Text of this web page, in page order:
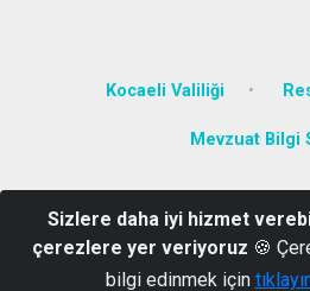
Kocaeli Valiliği
Mevzuat Bilgi
Kartepe/
0 (262) 371
Sizlere daha iyi hizmet
çerezlere yer veriyoruz 🍪
bilgi edinmek için